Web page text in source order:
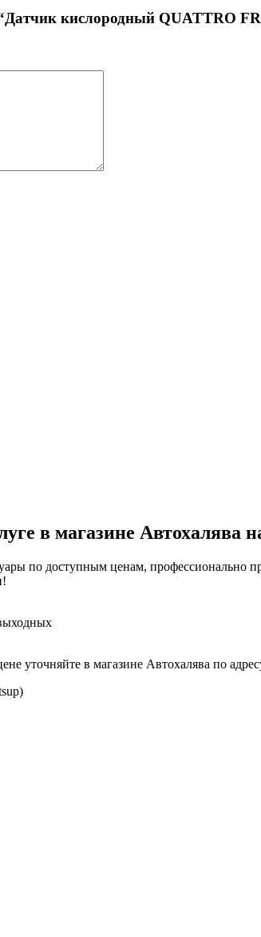
кислородный QUATTRO
в магазине Автохалява
по доступным ценам,
уточняйте в магазине Автохалява по